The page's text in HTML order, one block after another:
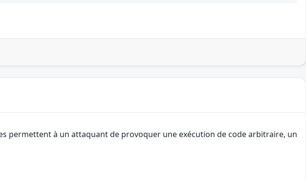
permettent à un attaquant de provoquer une exécution de code arbitraire, un